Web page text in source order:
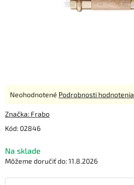
Kód: 02846
Na sklade
Môžeme doručiť do:11.8.2026
Priemerné
produktu
0,0
5
hviezdičiek.
Neohodnotené Podrobnosti hodnotenia
Značka: Frabo